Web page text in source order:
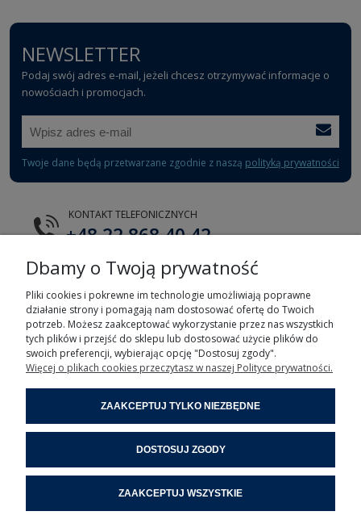
NEWSLETTER
Podaj swój adres e-mail, jeżeli chcesz otrzymywać informacje o
nowościach i promocjach.
Twoje dane będą przetwarzane zgodnie z naszą polityką prywatności
KONTAKT TELEFONICZNYCH
+48 22 868 40 42
E-MAIL
tts@tts.com.pl
POMOC
INFORMACJE
POMOC ZDALNA
Dbamy o Twoją prywatność
Pliki cookies i pokrewne im technologie umożliwiają poprawne
działanie strony i pomagają nam dostosować ofertę do Twoich
potrzeb. Możesz zaakceptować wykorzystanie przez nas wszystkich
tych plików i przejść do sklepu lub dostosować użycie plików do
swoich preferencji, wybierając opcję "Dostosuj zgody".
Więcej o plikach cookies przeczytasz w naszej Polityce prywatności.
ZAAKCEPTUJ TYLKO NIEZBĘDNE
DOSTOSUJ ZGODY
ZAAKCEPTUJ WSZYSTKIE